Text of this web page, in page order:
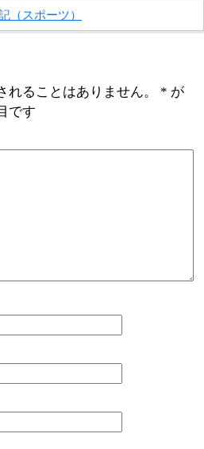
（スポーツ）
れることはありません。 * が
です